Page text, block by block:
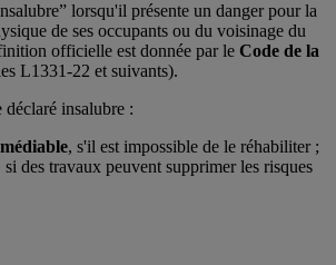
lorsqu'il présente un danger pour la
de ses occupants ou du voisinage du
officielle est donnée par le Code de la
L1331-22 et suivants).
insalubre :
, s'il est impossible de le réhabiliter ;
si des travaux peuvent supprimer les risques